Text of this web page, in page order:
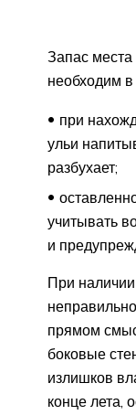
Запас
необходим
при
ульи
разбухает;
учитывать
и
При
прямом
боковые
излишков
конце лета,